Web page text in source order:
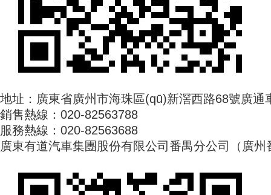
地址：廣東省廣州市海珠區(qū)新滘西路68號廣通
銷售熱線：020-82563788
服務熱線：020-82563688
廣東有道汽車集團股份有限公司番禺分公司（廣州